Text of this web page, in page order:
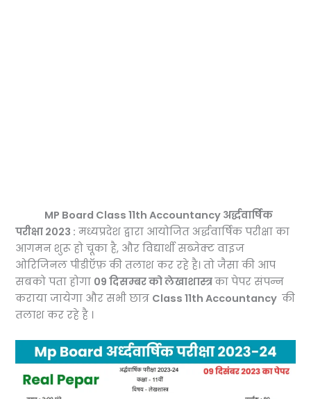
MP Board Class 11th Accountancy अर्द्धवार्षिक
परीक्षा 2023 : मध्यप्रदेश द्वारा आयोजित अर्द्धवार्षिक परीक्षा का
आगमन शुरू हो चूका है, और विद्यार्थी सब्जेक्ट वाइज
ओरिजिनल पीडीऍफ़ की तलाश कर रहे है। तो जैसा की आप
सबको पता होगा 09 दिसम्बर को लेखाशास्त्रका पेपर संपन्न
कराया जायेगा और सभी छात्र Class 11th Accountancy की
तलाश कर रहे है ।